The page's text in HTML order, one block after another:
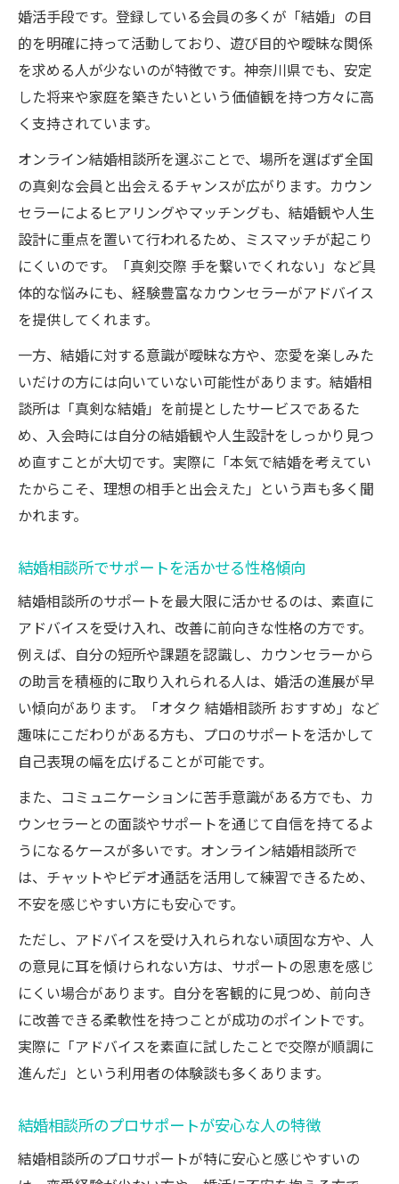
ク
結婚相談所を利用する前に考えたいポイン
ト
結婚相談所選びで重視すべき行動パターン
結婚相談所との相性を知るための質問集
婚活手段です。登録している会員の多くが「結婚」の目
的を明確に持って活動しており、遊び目的や曖昧な関係
を求める人が少ないのが特徴です。神奈川県でも、安定
した将来や家庭を築きたいという価値観を持つ方々に高
く支持されています。
オンライン結婚相談所を選ぶことで、場所を選ばず全国
の真剣な会員と出会えるチャンスが広がります。カウン
セラーによるヒアリングやマッチングも、結婚観や人生
設計に重点を置いて行われるため、ミスマッチが起こり
にくいのです。「真剣交際 手を繋いでくれない」など具
体的な悩みにも、経験豊富なカウンセラーがアドバイス
を提供してくれます。
一方、結婚に対する意識が曖昧な方や、恋愛を楽しみた
いだけの方には向いていない可能性があります。結婚相
談所は「真剣な結婚」を前提としたサービスであるた
め、入会時には自分の結婚観や人生設計をしっかり見つ
め直すことが大切です。実際に「本気で結婚を考えてい
たからこそ、理想の相手と出会えた」という声も多く聞
かれます。
結婚相談所でサポートを活かせる性格傾向
結婚相談所のサポートを最大限に活かせるのは、素直に
アドバイスを受け入れ、改善に前向きな性格の方です。
例えば、自分の短所や課題を認識し、カウンセラーから
の助言を積極的に取り入れられる人は、婚活の進展が早
い傾向があります。「オタク 結婚相談所 おすすめ」など
趣味にこだわりがある方も、プロのサポートを活かして
自己表現の幅を広げることが可能です。
また、コミュニケーションに苦手意識がある方でも、カ
ウンセラーとの面談やサポートを通じて自信を持てるよ
うになるケースが多いです。オンライン結婚相談所で
は、チャットやビデオ通話を活用して練習できるため、
不安を感じやすい方にも安心です。
ただし、アドバイスを受け入れられない頑固な方や、人
の意見に耳を傾けられない方は、サポートの恩恵を感じ
にくい場合があります。自分を客観的に見つめ、前向き
に改善できる柔軟性を持つことが成功のポイントです。
実際に「アドバイスを素直に試したことで交際が順調に
進んだ」という利用者の体験談も多くあります。
結婚相談所のプロサポートが安心な人の特徴
結婚相談所のプロサポートが特に安心と感じやすいの